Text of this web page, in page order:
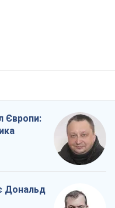
Європи:
Дональд